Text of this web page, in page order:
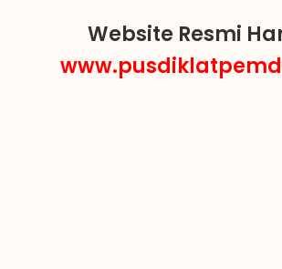
Website Resmi